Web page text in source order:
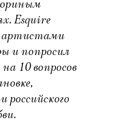
Esquire
артистами
и попросил
10 вопросов